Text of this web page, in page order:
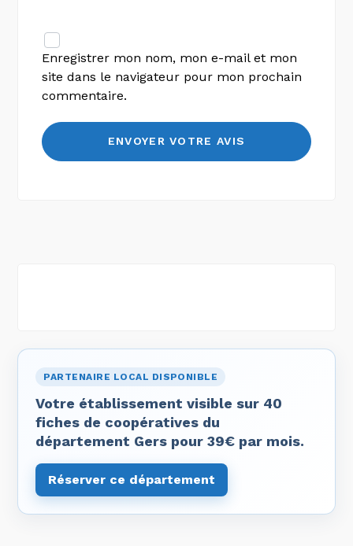
Enregistrer mon nom, mon e-mail et mon
site dans le navigateur pour mon prochain
commentaire.
PARTENAIRE LOCAL DISPONIBLE
Votre établissement visible sur 40
fiches de coopératives du
département Gers pour 39€ par mois.
Réserver ce département